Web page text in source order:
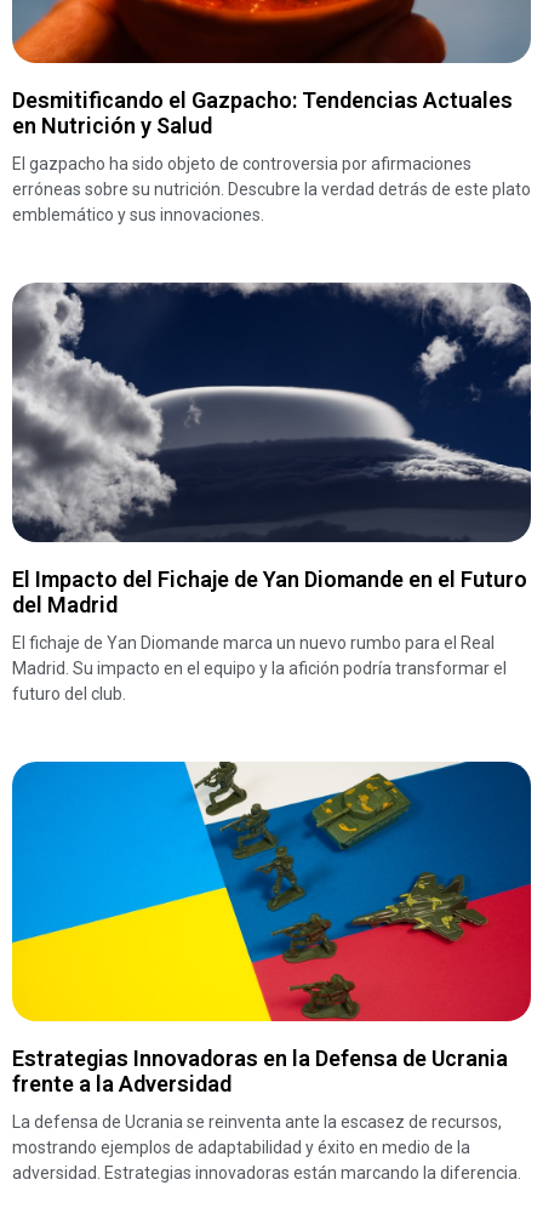
Desmitificando el Gazpacho: Tendencias Actuales
en Nutrición y Salud
El gazpacho ha sido objeto de controversia por afirmaciones
erróneas sobre su nutrición. Descubre la verdad detrás de este plato
emblemático y sus innovaciones.
El Impacto del Fichaje de Yan Diomande en el Futuro
del Madrid
El fichaje de Yan Diomande marca un nuevo rumbo para el Real
Madrid. Su impacto en el equipo y la afición podría transformar el
futuro del club.
Estrategias Innovadoras en la Defensa de Ucrania
frente a la Adversidad
La defensa de Ucrania se reinventa ante la escasez de recursos,
mostrando ejemplos de adaptabilidad y éxito en medio de la
adversidad. Estrategias innovadoras están marcando la diferencia.